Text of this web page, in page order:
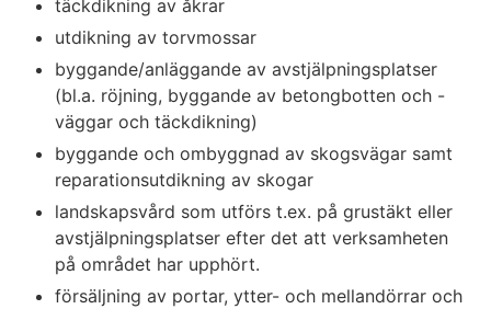
täckdikning av åkrar
utdikning av torvmossar
byggande/anläggande av avstjälpningsplatser
(bl.a. röjning, byggande av betongbotten och -
väggar och täckdikning)
byggande och ombyggnad av skogsvägar samt
reparationsutdikning av skogar
landskapsvård som utförs t.ex. på grustäkt eller
avstjälpningsplatser efter det att verksamheten
på området har upphört.
försäljning av portar, ytter- och mellandörrar och